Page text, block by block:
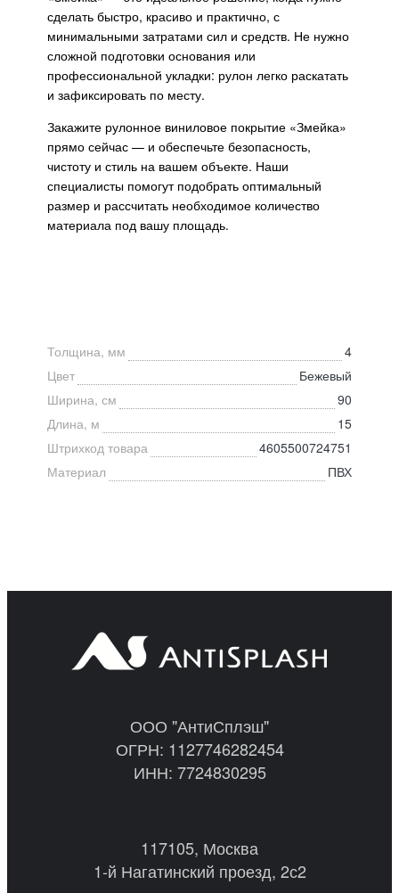
сделать быстро, красиво и практично, с
минимальными затратами сил и средств. Не нужно
сложной подготовки основания или
профессиональной укладки: рулон легко раскатать
и зафиксировать по месту.
Закажите рулонное виниловое покрытие «Змейка»
прямо сейчас — и обеспечьте безопасность,
чистоту и стиль на вашем объекте. Наши
специалисты помогут подобрать оптимальный
размер и рассчитать необходимое количество
материала под вашу площадь.
Толщина, мм
4
Цвет
Бежевый
Ширина, см
90
Длина, м
15
Штрихкод товара
4605500724751
Материал
ПВХ
ООО "АнтиСплэш"
ОГРН: 1127746282454
ИНН: 7724830295
117105, Москва
1-й Нагатинский проезд, 2с2